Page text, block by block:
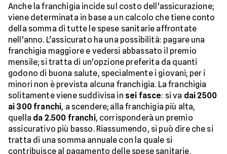
Anche la franchigia incide sul costo dell'assicurazione;
viene determinata in base a un calcolo che tiene conto
della somma di tutte le spese sanitarie affrontate
nell'anno. L'assicurato ha una possibilità: pagare una
franchigia maggiore e vedersi abbassato il premio
mensile; si tratta di un'opzione preferita da quanti
godono di buona salute, specialmente i giovani; per i
minori non è prevista alcuna franchigia. La franchigia
solitamente viene suddivisa in sei fasce: si va dai 2500
ai 300 franchi, a scendere; alla franchigia più alta,
quella da 2.500 franchi, corrisponderà un premio
assicurativo più basso. Riassumendo, si può dire che si
tratta di una somma annuale con la quale si
contribuisce al pagamento delle spese sanitarie.